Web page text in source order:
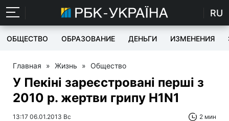
RU
ОБЩЕСТВО ОБРАЗОВАНИЕ ДЕНЬГИ ИЗМЕНЕНИЯ
Главная » Жизнь » Общество
У Пекіні зареєстровані перші з
2010 р. жертви грипу H1N1
13:17 06.01.2013 Вс 2 мин